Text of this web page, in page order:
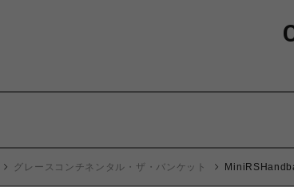
グレースコンチネンタル・ザ・バンケット